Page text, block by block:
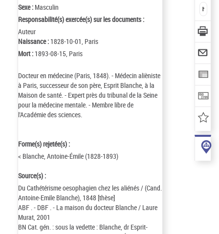
Sexe : Masculin
Responsabilité(s) exercée(s) sur les documents :
Auteur
Naissance : 1828-10-01, Paris
Mort : 1893-08-15, Paris
Docteur en médecine (Paris, 1848). - Médecin alièniste
à Paris, successeur de son père, Esprit Blanche, à la
Maison de santé. - Expert près du tribunal de la Seine
pour la médecine mentale. - Membre libre de
l'Académie des sciences.
Forme(s) rejetée(s) :
< Blanche, Antoine-Émile (1828-1893)
Source(s) :
Du Cathétérisme oesophagien chez les aliénés / (Cand.
Antoine-Emile Blanche), 1848 [thèse]
ABF . - DBF . - La maison du docteur Blanche / Laure
Murat, 2001
BN Cat. gén. : sous la vedette : Blanche, dr Esprit-